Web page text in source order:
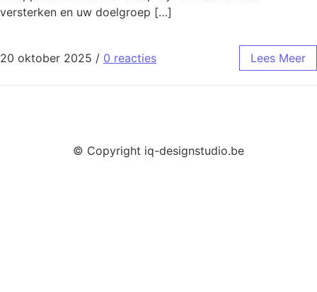
versterken en uw doelgroep […]
20 oktober 2025 / 0 reacties Lees Meer
© Copyright iq-designstudio.be